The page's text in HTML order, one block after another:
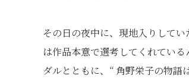
その日の夜中に、現地入りして
は作品本意で選考してくれてい
ダルとともに、“ 角野栄子の物